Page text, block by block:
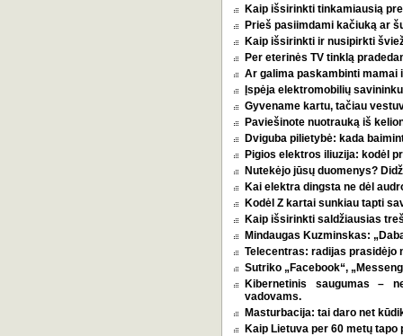
Kaip išsirinkti tinkamiausią
Prieš pasiimdami kačiuką ar
Kaip išsirinkti ir nusipirkti
Per eterinės TV tinklą
Ar galima paskambinti mamai
Įspėja elektromobilių
Gyvename kartu, tačiau
Paviešinote nuotrauką iš
Dviguba pilietybė: kada
Pigios elektros iliuzija: kodėl
Nutekėjo jūsų duomenys?
Kai elektra dingsta ne dėl
Kodėl Z kartai sunkiau tapti
Kaip išsirinkti saldžiausias
Mindaugas Kuzminskas:
Telecentras: radijas prasidėjo
Sutriko „Facebook“,
Kibernetinis saugumas –
vadovams.
Masturbacija: tai daro net
Kaip Lietuva per 60 metų